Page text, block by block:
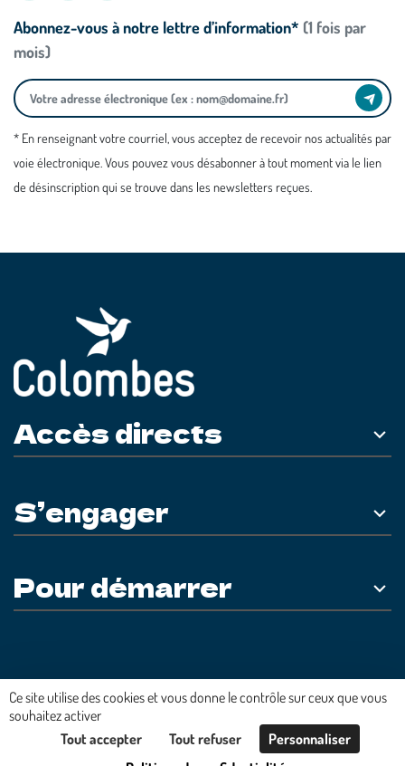
Abonnez-vous à notre lettre d’information* (1 fois par
mois)
* En renseignant votre courriel, vous acceptez de recevoir nos actualités par
voie électronique. Vous pouvez vous désabonner à tout moment via le lien
de désinscription qui se trouve dans les newsletters reçues.
Accès directs
S’engager
Pour démarrer
Plateforme développée en France parHACKTIV
Ce site utilise des cookies et vous donne le contrôle sur ceux que vous
souhaitez activer
Tout accepter
Tout refuser
Personnaliser